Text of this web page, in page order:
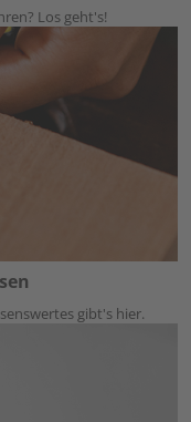
Los geht's!
gibt's hier.